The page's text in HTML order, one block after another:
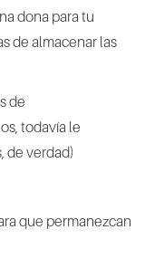
dona para tu
de almacenar las
de
todavía le
de verdad)
que permanezcan